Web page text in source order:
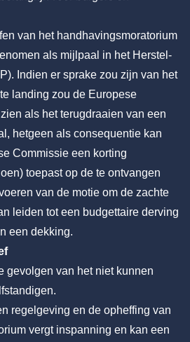
van het handhavingsmoratorium
als mijlpaal in het Herstel-
Indien er sprake zou zijn van het
landing zou de Europese
als het terugdraaien van een
hetgeen als consequentie kan
Commissie een korting
toepast op de te ontvangen
van de motie om de zachte
leiden tot een budgettaire derving
een dekking.
gevolgen van het niet kunnen
regelgeving en de opheffing van
vergt inspanning en kan een